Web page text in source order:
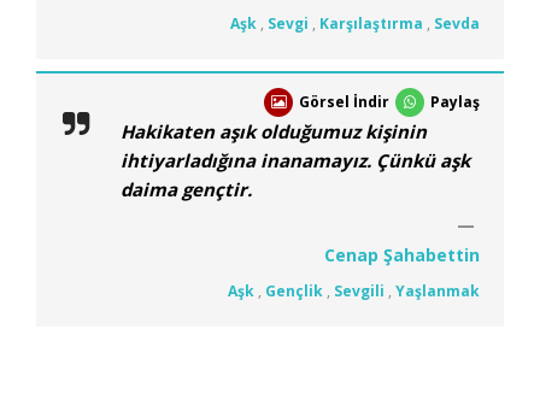
Aşk , Sevgi , Karşılaştırma , Sevda
Görsel İndir Paylaş
Hakikaten aşık olduğumuz kişinin
ihtiyarladığına inanamayız. Çünkü aşk
daima gençtir.
Cenap Şahabettin
Aşk , Gençlik , Sevgili , Yaşlanmak